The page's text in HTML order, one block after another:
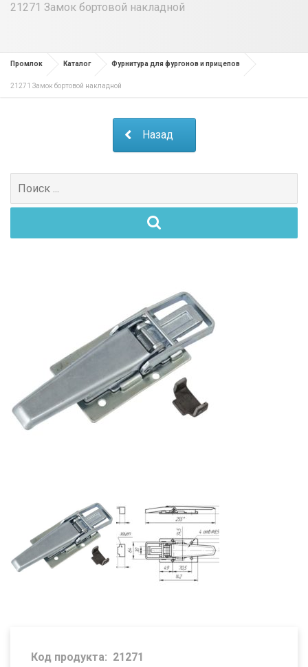
21271 Замок бортовой накладной
Промлок Каталог Фурнитура для фургонов и прицепов
21271 Замок бортовой накладной
Назад
Поиск
для:
Код продукта: 21271